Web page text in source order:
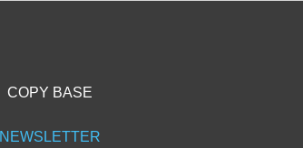
COPY BASE
NEWSLETTER